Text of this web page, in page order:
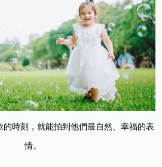
時刻，就能拍到他們最自然、幸福的表
情。